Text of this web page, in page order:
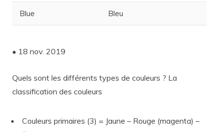
Blue Bleu
• 18 nov. 2019
Quels sont les différents types de couleurs ? La
classification des couleurs
Couleurs primaires (3) = Jaune – Rouge (magenta) –